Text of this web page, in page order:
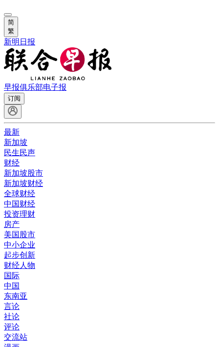
简
繁
新明日报
早报俱乐部电子报
订阅
最新
新加坡
民生民声
财经
新加坡股市
新加坡财经
全球财经
中国财经
投资理财
房产
美国股市
中小企业
起步创新
财经人物
国际
中国
东南亚
言论
社论
评论
交流站